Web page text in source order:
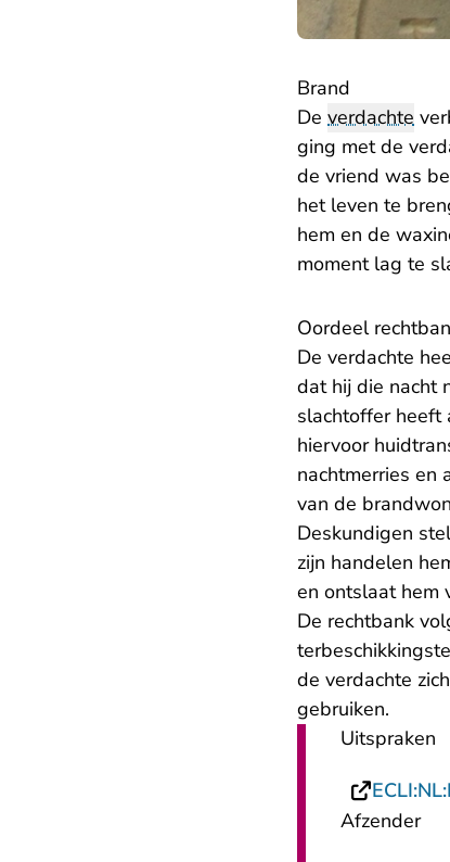
Brand
De verdachte
ging met de
de vriend was
het leven te
hem en de
moment lag te
Oordeel
De verdachte
dat hij die nacht
slachtoffer heeft
hiervoor
nachtmerries en
van de
Deskundigen
zijn handelen
en ontslaat hem
De rechtbank
de verdachte
gebruiken.
Uitspraken
Afzender